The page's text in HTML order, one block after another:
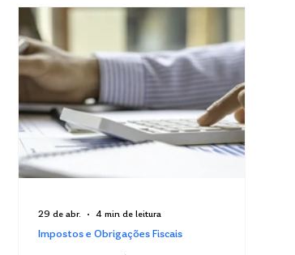
Impostos e Obrigações Fiscais
29 de abr. 4 min de leitura